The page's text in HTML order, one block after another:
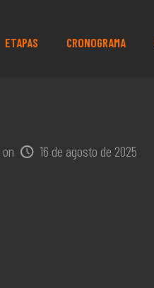
ETAPAS CRONOGRAMA
on 16 de agosto de 2025